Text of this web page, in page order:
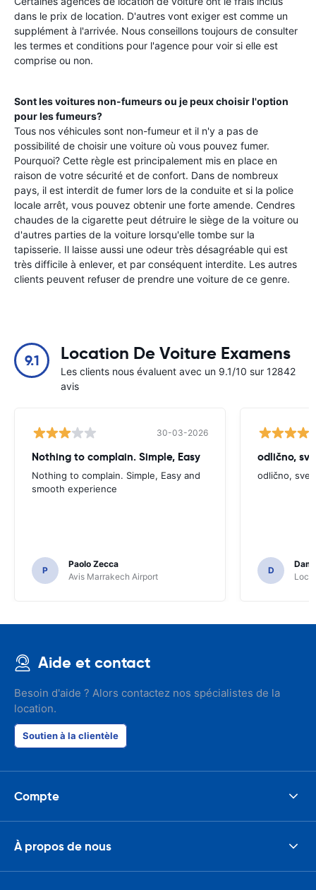
dans le prix de location. D'autres vont exiger est comme un
supplément à l'arrivée. Nous conseillons toujours de consulter
les termes et conditions pour l'agence pour voir si elle est
comprise ou non.
Sont les voitures non-fumeurs ou je peux choisir l'option
pour les fumeurs?
Tous nos véhicules sont non-fumeur et il n'y a pas de
possibilité de choisir une voiture où vous pouvez fumer.
Pourquoi? Cette règle est principalement mis en place en
raison de votre sécurité et de confort. Dans de nombreux
pays, il est interdit de fumer lors de la conduite et si la police
locale arrêt, vous pouvez obtenir une forte amende. Cendres
chaudes de la cigarette peut détruire le siège de la voiture ou
d'autres parties de la voiture lorsqu'elle tombe sur la
tapisserie. Il laisse aussi une odeur très désagréable qui est
très difficile à enlever, et par conséquent interdite. Les autres
clients peuvent refuser de prendre une voiture de ce genre.
9.1 Location De Voiture Examens
Les clients nous évaluent avec un 9.1/10 sur 12842
avis
30-03-2026
Nothing to complain. Simple, Easy
Nothing to complain. Simple, Easy and
smooth experience
P
Paolo Zecca
Avis Marrakech Airport
odlično,
odlično, sve
D
Aide et contact
Besoin d'aide ? Alors contactez nos spécialistes de la
location.
Soutien à la clientèle
Compte
À propos de nous